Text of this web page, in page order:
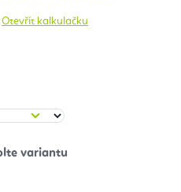
Otevřít kalkulačku